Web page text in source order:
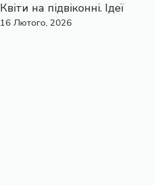
Квіти на підвіконні. Ідеї
16 Лютого, 2026